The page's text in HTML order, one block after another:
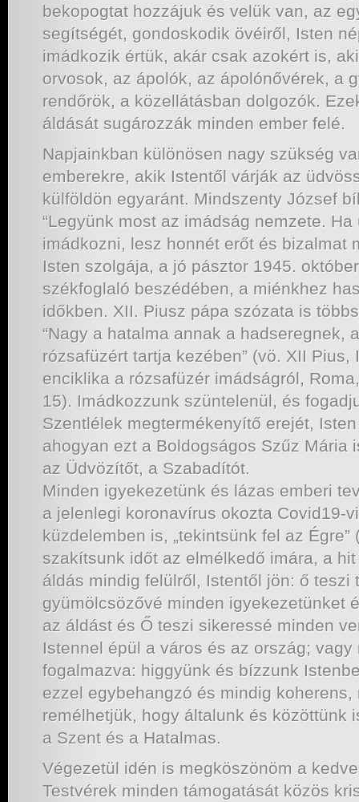
bekopogtat hozzájuk és velük van, az
segítségét, gondoskodik övéiről, Isten
imádkozik értük, akár csak azokért is,
orvosok, az ápolók, az ápolónővérek, a
rendőrök, a közellátásban dolgozók.
áldását sugározzák minden ember felé.
Napjainkban különösen nagy szükség
emberekre, akik Istentől várják az
külföldön egyaránt. Mindszenty József
“Legyünk most az imádság nemzete.
imádkozni, lesz honnét erőt és bizalmat
Isten szolgája, a jó pásztor 1945.
székfoglaló beszédében, a miénkhez
időkben. XII. Piusz pápa szózata is
“Nagy a hatalma annak a hadseregnek,
rózsafüzért tartja kezében” (vö. XII Pius,
enciklika a rózsafüzér imádságról,
15). Imádkozzunk szüntelenül, és
Szentlélek megtermékenyítő erejét,
ahogyan ezt a Boldogságos Szűz Mária
az Üdvözítőt, a Szabadítót.
Minden igyekezetünk és lázas emberi
a jelenlegi koronavírus okozta Covid19-
küzdelemben is, „tekintsünk fel az Égre”
szakítsunk időt az elmélkedő imára, a
áldás mindig felülről, Istentől jön: ő teszi
gyümölcsözővé minden igyekezetünket
az áldást és Ő teszi sikeressé minden
Istennel épül a város és az ország; vagy
fogalmazva: higgyünk és bízzunk
ezzel egybehangzó és mindig koherens,
remélhetjük, hogy általunk és közöttünk
a Szent és a Hatalmas.
Végezetül idén is megköszönöm a
Testvérek minden támogatását közös